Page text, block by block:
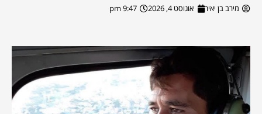
מירב בן יאיר אוגוסט 4, 2026 9:47 pm